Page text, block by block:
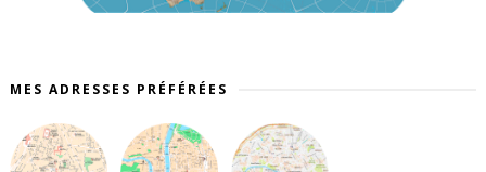
MES ADRESSES PRÉFÉRÉES